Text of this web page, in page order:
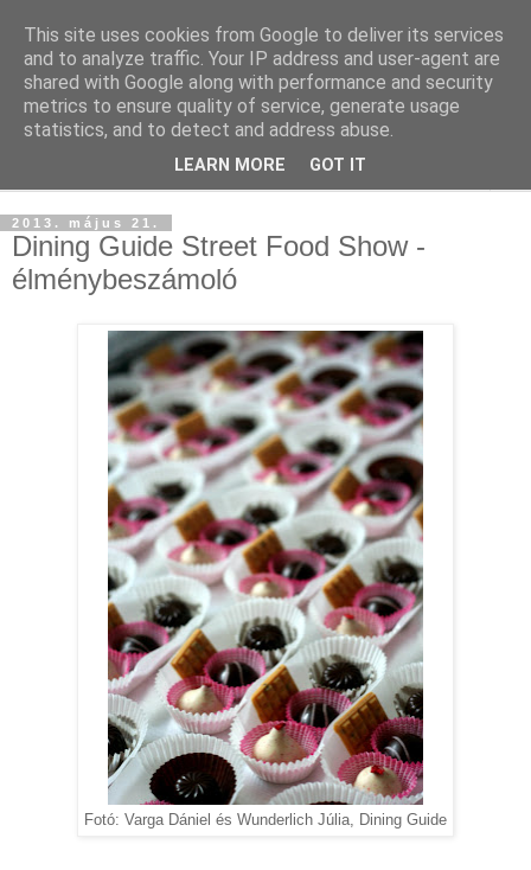
2013. május 21.
Dining Guide Street Food Show -
élménybeszámoló
Fotó: Varga Dániel és Wunderlich Júlia, Dining Guide
This site uses cookies from Google to deliver its services
and to analyze traffic. Your IP address and user-agent are
shared with Google along with performance and security
metrics to ensure quality of service, generate usage
statistics, and to detect and address abuse.
LEARN MORE GOT IT